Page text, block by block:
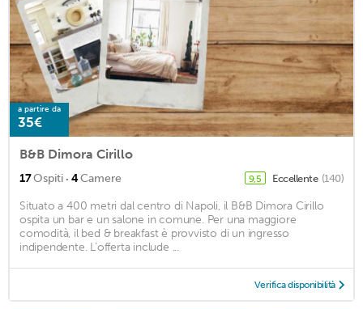
a partire da
35€
B&B Dimora Cirillo
17Ospiti · 4Camere 9,5 Eccellente (140)
Situato a 400 metri dal centro di Napoli, il B&B Dimora Cirillo
ospita un bar e un salone in comune. Per una maggiore
comodità, il bed & breakfast è provvisto di un ingresso
indipendente. L’offerta include ...
Verifica disponibilità